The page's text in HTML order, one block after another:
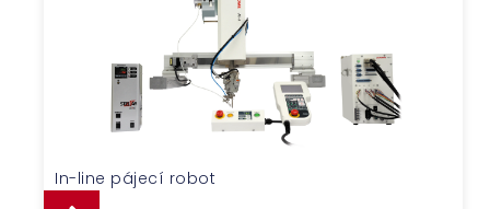
In-line pájecí robot